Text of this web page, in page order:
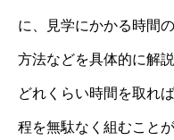
に、見学にかかる時間
方法などを具体的に解
どれくらい時間を取れ
程を無駄なく組むこと